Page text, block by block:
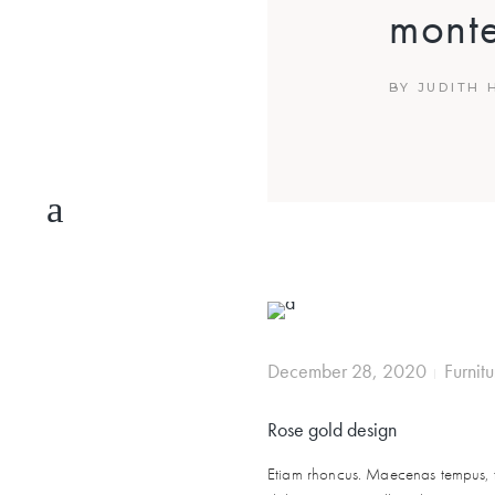
BY JUDITH
December 28, 2020
Rose gold design
Etiam rhoncus. Maecenas